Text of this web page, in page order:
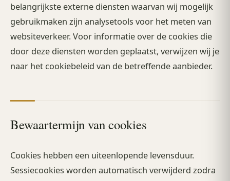
belangrijkste externe diensten waarvan wij mogelijk
gebruikmaken zijn analysetools voor het meten van
websiteverkeer. Voor informatie over de cookies die
door deze diensten worden geplaatst, verwijzen wij je
naar het cookiebeleid van de betreffende aanbieder.
Bewaartermijn van cookies
Cookies hebben een uiteenlopende levensduur.
Sessiecookies worden automatisch verwijderd zodra